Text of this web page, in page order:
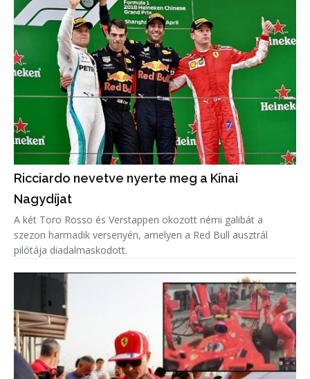
Ricciardo nevetve nyerte meg a Kínai
Nagydíjat
A két Toro Rosso és Verstappen okozott némi galibát a
szezon harmadik versenyén, amelyen a Red Bull ausztrál
pilótája diadalmaskodott.